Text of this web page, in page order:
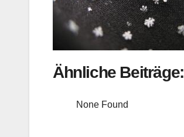
Ähnliche Beiträge:
None Found